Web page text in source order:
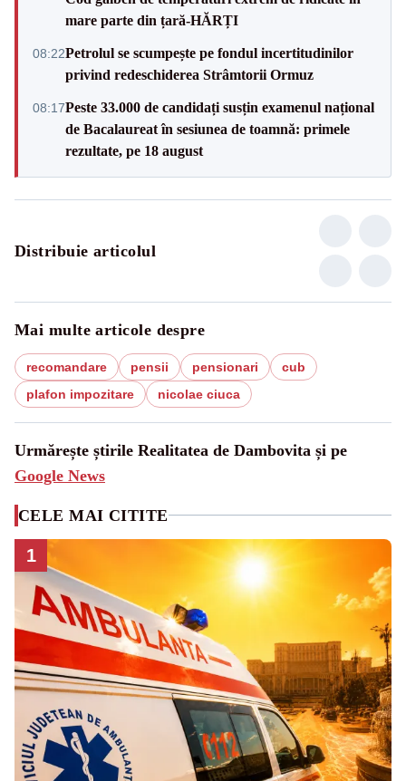
mare parte din țară-HĂRȚI
08:22Petrolul se scumpește pe fondul incertitudinilor
privind redeschiderea Strâmtorii Ormuz
08:17Peste 33.000 de candidați susțin examenul național
de Bacalaureat în sesiunea de toamnă: primele
rezultate, pe 18 august
Distribuie articolul
Mai multe articole despre
recomandare pensii pensionari
cub
plafon impozitare
nicolae ciuca
Urmărește știrile Realitatea de Dambovita și pe
Google News
CELE MAI CITITE
1